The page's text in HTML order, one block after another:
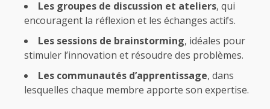
Les groupes de discussion et ateliers, qui
encouragent la réflexion et les échanges actifs.
Les sessions de brainstorming, idéales pour
stimuler l’innovation et résoudre des problèmes.
Les communautés d’apprentissage, dans
lesquelles chaque membre apporte son expertise.